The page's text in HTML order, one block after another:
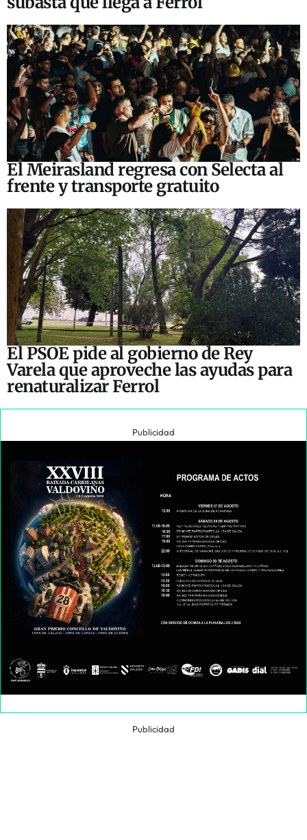
El Meirasland regresa con Selecta al
frente y transporte gratuito
El PSOE pide al gobierno de Rey
Varela que aproveche las ayudas para
renaturalizar Ferrol
Publicidad
Publicidad